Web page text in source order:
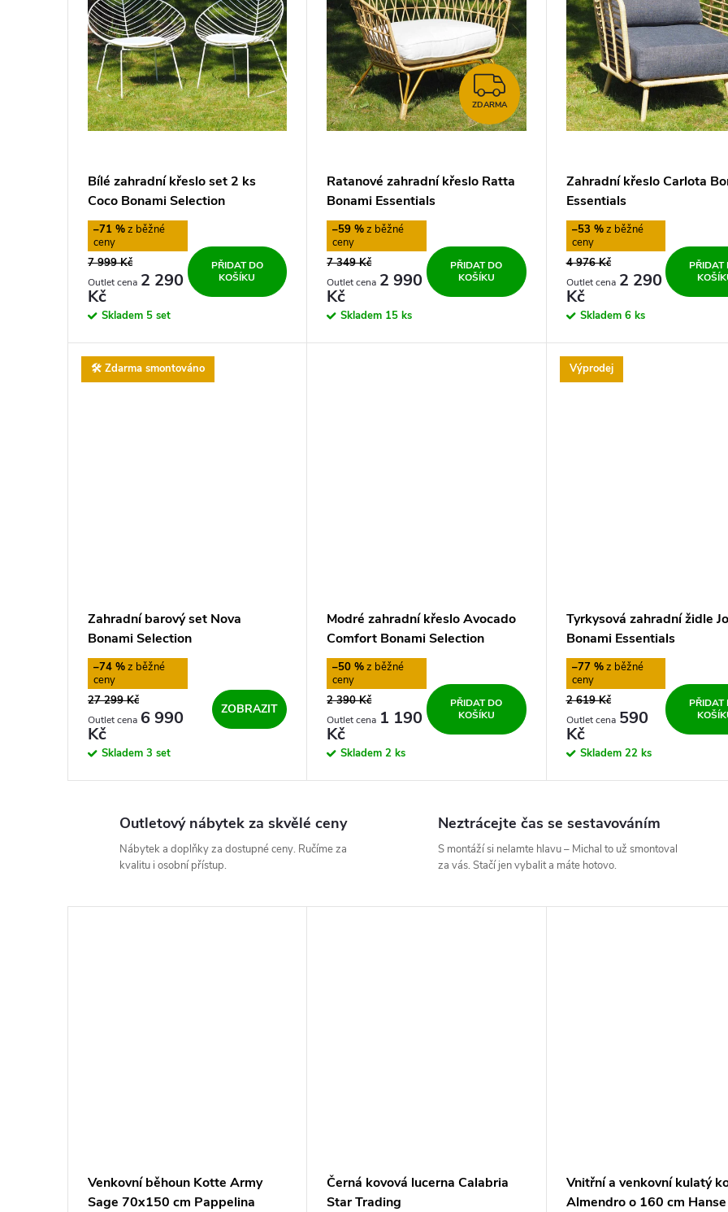
k
Bílé zahradní křeslo set 2 ks
Coco Bonami Selection
–71 %
7 999 Kč
2 290
Kč
Skladem 5 set
PŘIDAT DO
KOŠÍKU
ZDARMA
ZDARMA
Ratanové zahradní křeslo Ratta
Bonami Essentials
–59 %
7 349 Kč
2 990
Kč
Skladem 15 ks
PŘIDAT DO
KOŠÍKU
Zahradní křeslo Carlota
Essentials
–53 %
4 976 Kč
2 290
Kč
Skladem 6 ks
PŘIDAT
🛠️ Zdarma smontováno
Zahradní barový set Nova
Bonami Selection
–74 %
27 299 Kč
6 990
Kč
Skladem 3 set
ZOBRAZIT
Modré zahradní křeslo Avocado
Comfort Bonami Selection
–50 %
2 390 Kč
1 190
Kč
Skladem2 ks
PŘIDAT DO
KOŠÍKU
Výprodej
Tyrkysová zahradní židle
Bonami Essentials
–77 %
2 619 Kč
590
Kč
Skladem 22 ks
PŘIDAT
Outletový nábytek za skvělé ceny
Nábytek a doplňky za dostupné ceny. Ručíme za
kvalitu i osobní přístup.
Neztrácejte čas se sestavováním
S montáží si nelamte hlavu – Michal to už smontoval
za vás. Stačí jen vybalit a máte hotovo.
Venkovní běhoun Kotte Army
Sage 70x150 cm Pappelina
Černá kovová lucerna Calabria
Star Trading
Vnitřní a venkovní kulatý
Almendro o 160 cm